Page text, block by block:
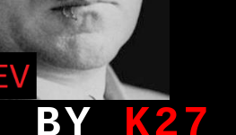
BY K27